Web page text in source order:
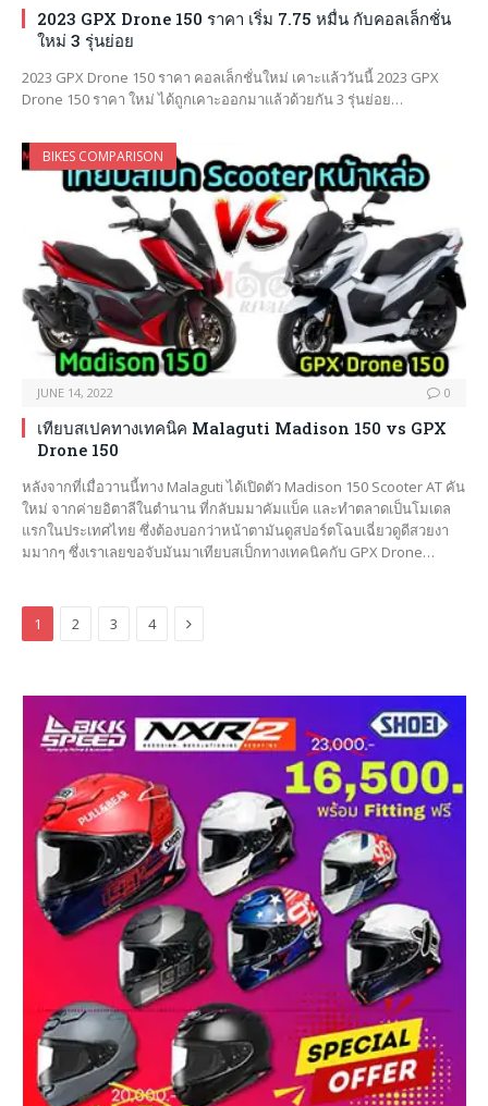
2023 GPX Drone 150 ราคา เริ่ม 7.75 หมื่น กับคอลเล็กชั่น
ใหม่ 3 รุ่นย่อย
2023 GPX Drone 150 ราคา คอลเล็กชั่นใหม่ เคาะแล้ววันนี้ 2023 GPX
Drone 150 ราคา ใหม่ ได้ถูกเคาะออกมาแล้วด้วยกัน 3 รุ่นย่อย…
BIKES COMPARISON
JUNE 14, 2022 0
เทียบสเปคทางเทคนิค Malaguti Madison 150 vs GPX
Drone 150
หลังจากที่เมื่อวานนี้ทาง Malaguti ได้เปิดตัว Madison 150 Scooter AT คัน
ใหม่ จากค่ายอิตาลีในตำนาน ที่กลับมมาคัมแบ็ค และทำตลาดเป็นโมเดล
แรกในประเทศไทย ซึ่งต้องบอกว่าหน้าตามันดูสปอร์ตโฉบเฉี่ยวดูดีสวยงา
มมากๆ ซึ่งเราเลยขอจับมันมาเทียบสเป็กทางเทคนิคกับ GPX Drone…
1 2 3 4 Next